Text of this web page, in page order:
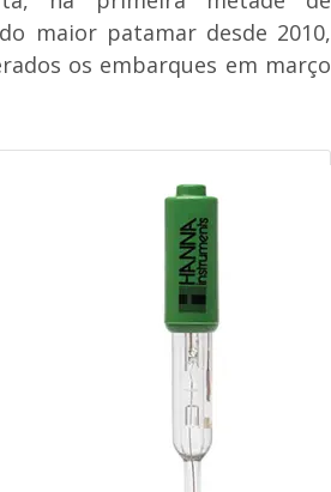
maior patamar desde 2010,
os embarques em março